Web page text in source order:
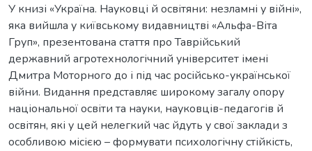
У книзі «Україна. Науковці й освітяни: незламні у війні»,
яка вийшла у київському видавництві «Альфа-Віта
Груп», презентована стаття про Таврійський
державний агротехнологічний університет імені
Дмитра Моторного до і під час російсько-української
війни. Видання представляє широкому загалу опору
національної освіти та науки, науковців-педагогів й
освітян, які у цей нелегкий час йдуть у свої заклади з
особливою місією – формувати психологічну стійкість,